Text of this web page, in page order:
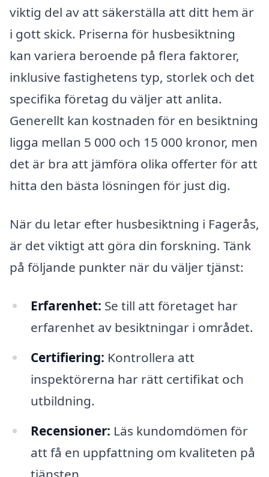
viktig del av att säkerställa att ditt hem är
i gott skick. Priserna för husbesiktning
kan variera beroende på flera faktorer,
inklusive fastighetens typ, storlek och det
specifika företag du väljer att anlita.
Generellt kan kostnaden för en besiktning
ligga mellan 5 000 och 15 000 kronor, men
det är bra att jämföra olika offerter för att
hitta den bästa lösningen för just dig.
När du letar efter husbesiktning i Fagerås,
är det viktigt att göra din forskning. Tänk
på följande punkter när du väljer tjänst:
Erfarenhet: Se till att företaget har
erfarenhet av besiktningar i området.
Certifiering: Kontrollera att
inspektörerna har rätt certifikat och
utbildning.
Recensioner: Läs kundomdömen för
att få en uppfattning om kvaliteten på